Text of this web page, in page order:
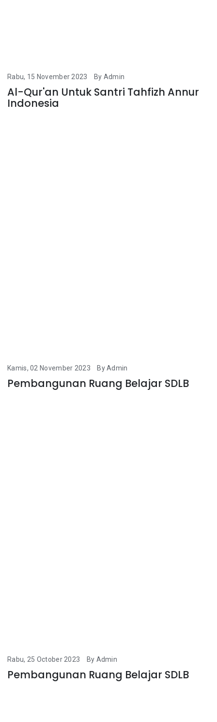
Rabu, 15 November 2023 By Admin
Al-Qur'an Untuk Santri Tahfizh Annur
Indonesia
Kamis, 02 November 2023 By Admin
Pembangunan Ruang Belajar SDLB
Rabu, 25 October 2023 By Admin
Pembangunan Ruang Belajar SDLB